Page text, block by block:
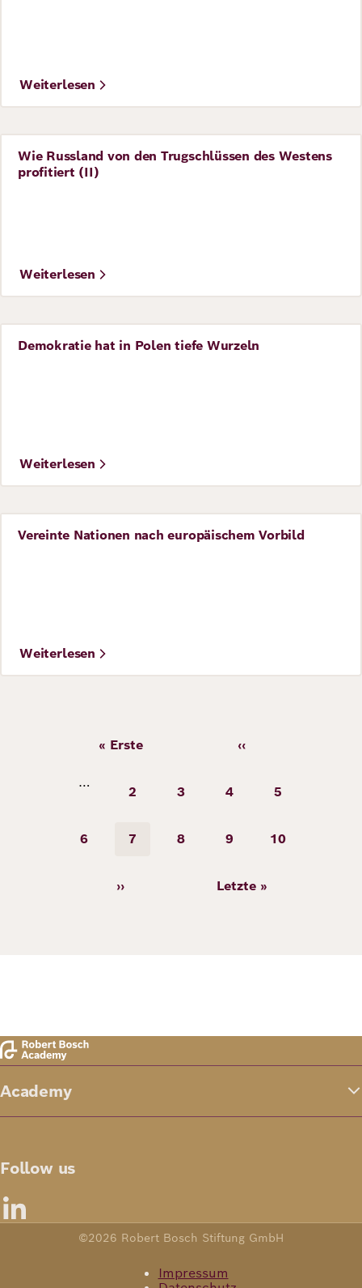
Weiterlesen
Perspective
Wie Russland von den Trugschlüssen des Westens
profitiert (II)
Weiterlesen
Perspective
Demokratie hat in Polen tiefe Wurzeln
Weiterlesen
Perspective
Vereinte Nationen nach europäischem Vorbild
Weiterlesen
Erste
« Erste
Vorherige
‹‹
…
Seite
2 Seite
3 Seite
4 Seite
5
Seite
6 Seite
7 Seite
8 Seite
9 Seite
10
Nächste
››
Letzte
Letzte »
Academy
Follow us
©2026 Robert Bosch Stiftung GmbH
Impressum